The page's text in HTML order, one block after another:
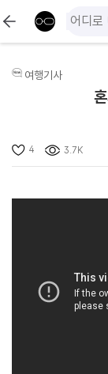
여행기사
4 3.7K